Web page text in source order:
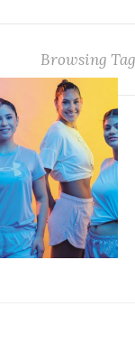
Browsing Tag